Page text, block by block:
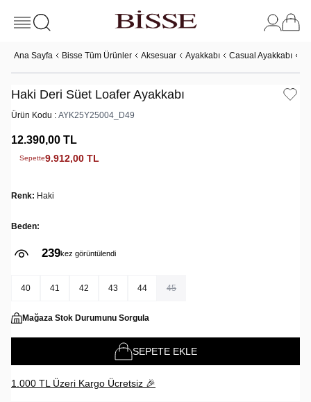
Ana Sayfa Bisse Tüm Ürünler Aksesuar Ayakkabı Casual Ayakkabı
Haki Deri Süet Loafer Ayakkabı
Ürün Kodu : AYK25Y25004_D49
12.390,00 TL
Sepette9.912,00 TL
Renk: Haki
Beden:
239kez görüntülendi
6kez sepete eklendi
40 41 42 43 44 45
Mağaza Stok Durumunu Sorgula
SEPETE EKLE
1.000 TL Üzeri Kargo Ücretsiz 🎉